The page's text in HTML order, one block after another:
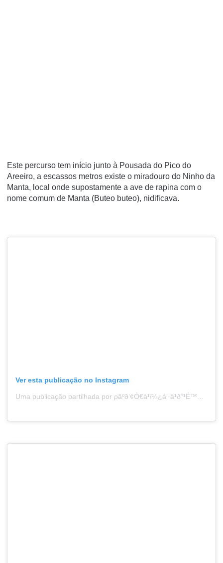
Este percurso tem início junto à Pousada do Pico do
Areeiro, a escassos metros existe o miradouro do Ninho da
Manta, local onde supostamente a ave de rapina com o
nome comum de Manta (Buteo buteo), nidificava.
Ver esta publicação no Instagram